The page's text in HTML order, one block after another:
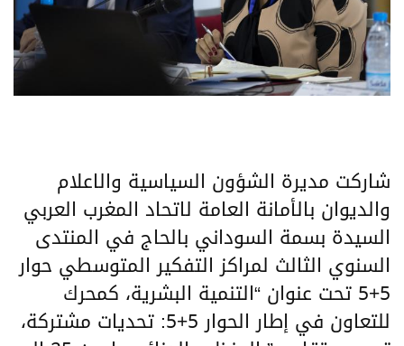
شاركت مديرة الشؤون السياسية والاعلام
والديوان بالأمانة العامة لاتحاد المغرب العربي
السيدة بسمة السوداني بالحاج في المنتدى
السنوي الثالث لمراكز التفكير المتوسطي حوار
5+5 تحت عنوان “التنمية البشرية، كمحرك
للتعاون في إطار الحوار 5+5: تحديات مشتركة،